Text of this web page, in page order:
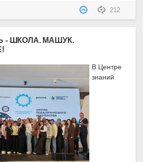
212
- ШКОЛА. МАШУК.
В Центре
знаний